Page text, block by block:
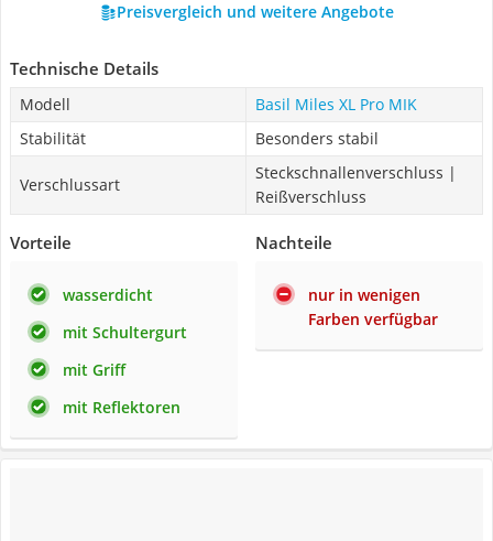
Preisvergleich und weitere Angebote
Technische Details
Modell
Basil Miles XL Pro MIK
Stabilität
Besonders stabil
Verschlussart
Steckschnallenverschluss |
Reißverschluss
Vorteile
wasserdicht
mit Schultergurt
mit Griff
mit Reflektoren
Nachteile
nur in wenigen
Farben verfügbar